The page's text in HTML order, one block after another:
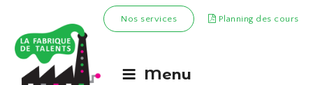
Nos services Planning des cours
Menu